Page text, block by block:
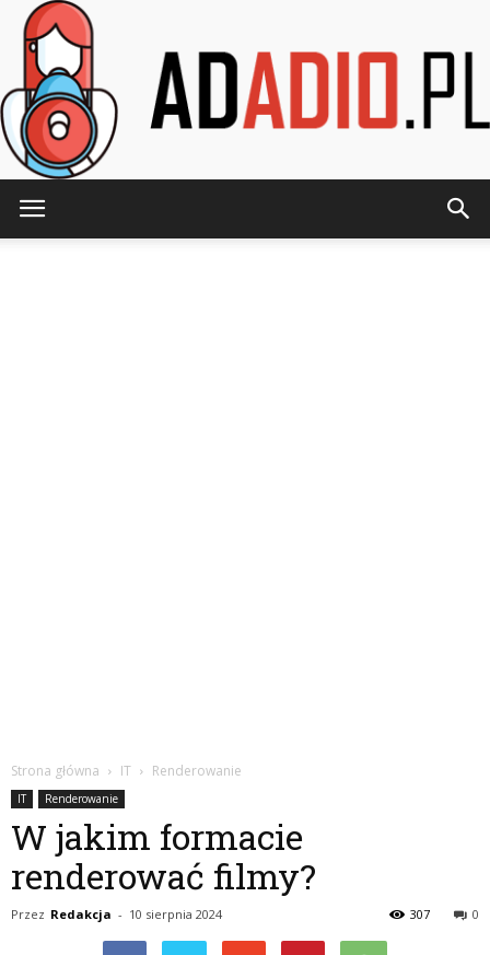
Strona główna IT Renderowanie
IT Renderowanie
W jakim formacie
renderować filmy?
Przez Redakcja - 10 sierpnia 2024 0
307